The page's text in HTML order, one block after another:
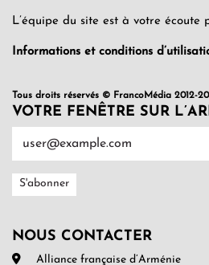
L’équipe du site est à votre écoute
Informations et conditions
Tous droits réservés © FrancoMédia 2012-
VOTRE FENÊTRE SUR
NOUS CONTACTER
Alliance française d’Arménie